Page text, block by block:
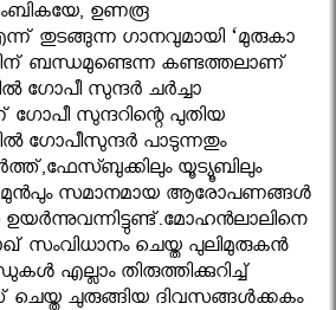
ഉണരൂ
തുടങ്ങുന്ന ഗാനവുമായി ‘മുരുകാ
ബന്ധമുണ്ടെന്ന കണ്ടത്തലാണ്
ഗോപീ സുന്ദര്‍ ചര്‍ച്ചാ
സുന്ദറിന്റെ പുതിയ
ഗോപീസുന്ദര്‍ പാടുന്നതും
യൂട്യൂബിലും
സമാനമായ ആരോപണങ്ങള്‍
സംവിധാനം ചെയ്ത പുലിമുരുകന്‍
എല്ലാം തിരുത്തിക്കുറിച്ച്
ചെയ്ത ചുരുങ്ങിയ ദിവസങ്ങൾക്കകം